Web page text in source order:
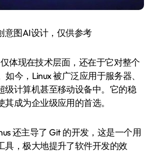
意图AI设计，仅供参考
体现在技术层面，还在于它对整个
如今，Linux 被广泛应用于服务器、
级计算机甚至移动设备中。它的稳
其成为企业级应用的首选。
还主导了 Git 的开发，这是一个用
具，极大地提升了软件开发的效